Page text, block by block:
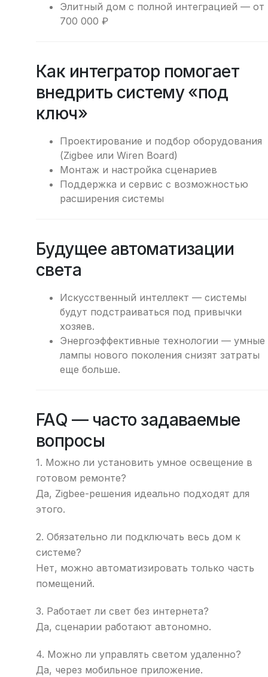
Элитный дом с полной интеграцией — от
700 000 ₽
Как интегратор помогает
внедрить систему «под
ключ»
Проектирование и подбор оборудования
(Zigbee или Wiren Board)
Монтаж и настройка сценариев
Поддержка и сервис с возможностью
расширения системы
Будущее автоматизации
света
Искусственный интеллект — системы
будут подстраиваться под привычки
хозяев.
Энергоэффективные технологии — умные
лампы нового поколения снизят затраты
еще больше.
FAQ — часто задаваемые
вопросы
1. Можно ли установить умное освещение в
готовом ремонте?
Да, Zigbee-решения идеально подходят для
этого.
2. Обязательно ли подключать весь дом к
системе?
Нет, можно автоматизировать только часть
помещений.
3. Работает ли свет без интернета?
Да, сценарии работают автономно.
4. Можно ли управлять светом удаленно?
Да, через мобильное приложение.